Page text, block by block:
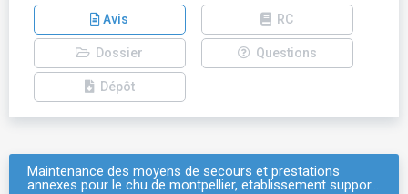
Avis RC
Dossier Questions
Dépôt
Maintenance des moyens de secours et prestations
annexes pour le chu de montpellier, etablissement suppor…